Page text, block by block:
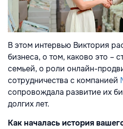
В этом интервью Виктория
бизнеса, о том, каково это –
семьей, о роли онлайн-
сотрудничества с компанией
сопровождала развитие их
долгих лет.
Как началась история